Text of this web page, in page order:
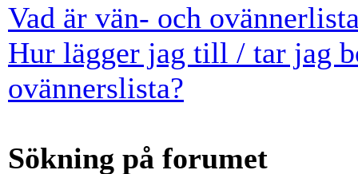
Vad är vän- och
Hur lägger jag till / tar jag
ovännerslista?
Sökning på forumet